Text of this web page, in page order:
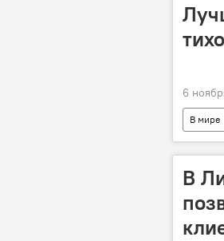
6
В мире
В